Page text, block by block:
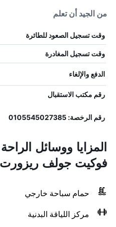
من الجيد أن تعلم
وقت تسجيل الصعود للطائرة
وقت تسجيل المغادرة
الدفع والإلغاء
رقم مكتب الاستقبال
رقم الرخصة: 0105545027385
المزايا ووسائل
فوكيت جولف ريزورت
حمام سباحة خارجي
مركز اللياقة البدنية